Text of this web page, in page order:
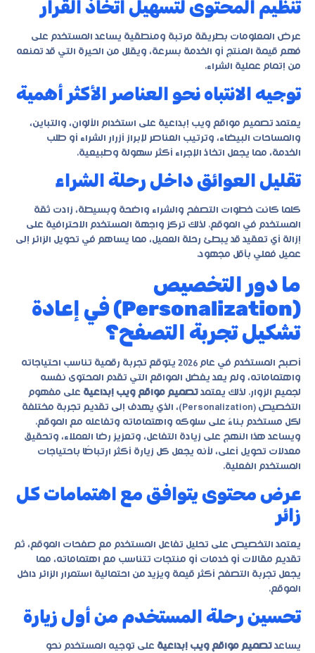
تنظيم المحتوى لتسهيل اتخاذ القرار
عرض المعلومات بطريقة مرتبة ومنطقية يساعد المستخدم على
فهم قيمة المنتج أو الخدمة بسرعة، ويقلل من الحيرة التي قد تمنعه
من إتمام عملية الشراء.
توجيه الانتباه نحو العناصر الأكثر أهمية
يعتمد تصميم مواقع ويب إبداعية على استخدام الألوان، والتباين،
والمساحات البيضاء، وترتيب العناصر لإبراز أزرار الشراء أو طلب
الخدمة، مما يجعل اتخاذ الإجراء أكثر سهولة وطبيعية.
تقليل العوائق داخل رحلة الشراء
كلما كانت خطوات التصفح والشراء واضحة وبسيطة، زادت ثقة
المستخدم في الموقع. لذلك تركز واجهة المستخدم الاحترافية على
إزالة أي تعقيد قد يبطئ رحلة العميل، مما يساهم في تحويل الزائر إلى
عميل فعلي بأقل مجهود.
ما دور التخصيص
(Personalization) في إعادة
تشكيل تجربة التصفح؟
أصبح المستخدم في عام 2026 يتوقع تجربة رقمية تناسب احتياجاته
واهتماماته، ولم يعد يفضل المواقع التي تقدم المحتوى نفسه
لجميع الزوار. لذلك يعتمد تصميم مواقع ويب إبداعية على مفهوم
التخصيص (Personalization)، الذي يهدف إلى تقديم تجربة مختلفة
لكل مستخدم بناءً على سلوكه واهتماماته وتفاعله مع الموقع.
ويساعد هذا النهج على زيادة التفاعل، وتعزيز رضا العملاء، وتحقيق
معدلات تحويل أعلى، لأنه يجعل كل زيارة أكثر ارتباطًا باحتياجات
المستخدم الفعلية.
عرض محتوى يتوافق مع اهتمامات كل
زائر
يعتمد التخصيص على تحليل تفاعل المستخدم مع صفحات الموقع، ثم
تقديم مقالات أو خدمات أو منتجات تتناسب مع اهتماماته، مما
يجعل تجربة التصفح أكثر قيمة ويزيد من احتمالية استمرار الزائر داخل
الموقع.
تحسين رحلة المستخدم من أول زيارة
يساعد تصميم مواقع ويب إبداعية على توجيه المستخدم نحو